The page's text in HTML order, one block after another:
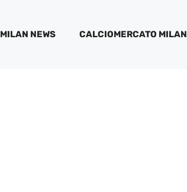
MILAN NEWS CALCIOMERCATO MILAN